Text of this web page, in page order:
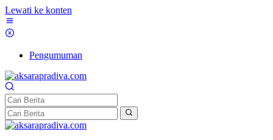
Lewati ke konten
Pengumuman